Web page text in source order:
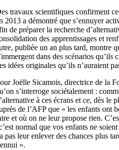
travaux scientifiques confirment
2013 a démontré que s’ennuyer
de préparer la recherche
des apprentissages et
publiée un an plus tard, montre
dans des scénarios qu’ils
idées originales qu’ils n’auraient
Joëlle Sicamois, directrice de la
s’interroge sociétalement :
à ces écrans et ce, dès le
de l’AFP que « les enfants ont
et où on ne leur propose rien.
normal que vos enfants ne
pas leur enlever des chances plus
».